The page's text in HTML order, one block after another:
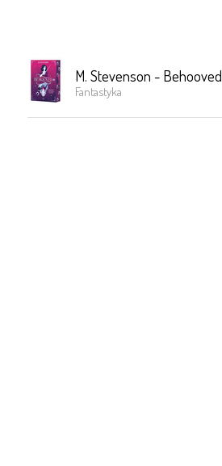
M. Stevenson - Behooved
Fantastyka